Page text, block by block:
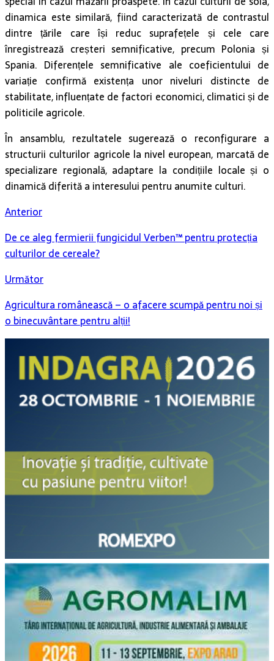
dinamica este similară, fiind caracterizată de contrastul
dintre țările care își reduc suprafețele și cele care
înregistrează creșteri semnificative, precum Polonia și
Spania. Diferențele semnificative ale coeficientului de
variație confirmă existența unor niveluri distincte de
stabilitate, influențate de factori economici, climatici și de
politicile agricole.
În ansamblu, rezultatele sugerează o reconfigurare a
structurii culturilor agricole la nivel european, marcată de
specializare regională, adaptare la condițiile locale și o
dinamică diferită a interesului pentru anumite culturi.
Anterior
De ce aleg fermierii fungicidul Verben™ pentru protecția
culturilor de cereale?
Următor
Agricultura românească – o afacere scumpă pentru noi și
o binecuvântare pentru alții!